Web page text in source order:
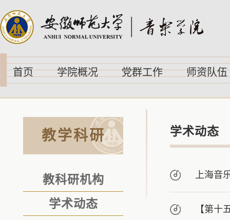
首页 学院概况 党群工作 师资队伍
教学科研
教科研机构
学术动态
学术动态
上海音
【第